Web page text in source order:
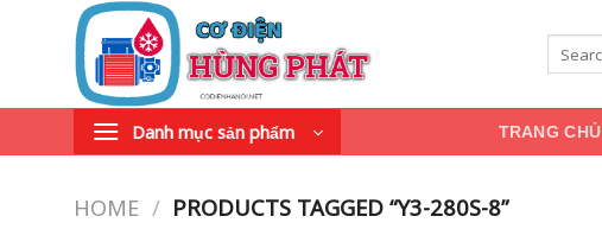
for:
Danh mục sản phẩm TRANG CHỦ
HOME / PRODUCTS TAGGED “Y3-280S-8”